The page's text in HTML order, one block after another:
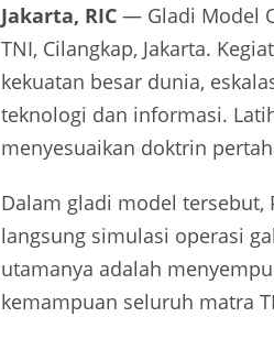
Jakarta, RIC — Gladi Model
TNI, Cilangkap, Jakarta.
kekuatan besar dunia,
teknologi dan informasi.
menyesuaikan doktrin
Dalam gladi model tersebut,
langsung simulasi operasi
utamanya adalah
kemampuan seluruh matra